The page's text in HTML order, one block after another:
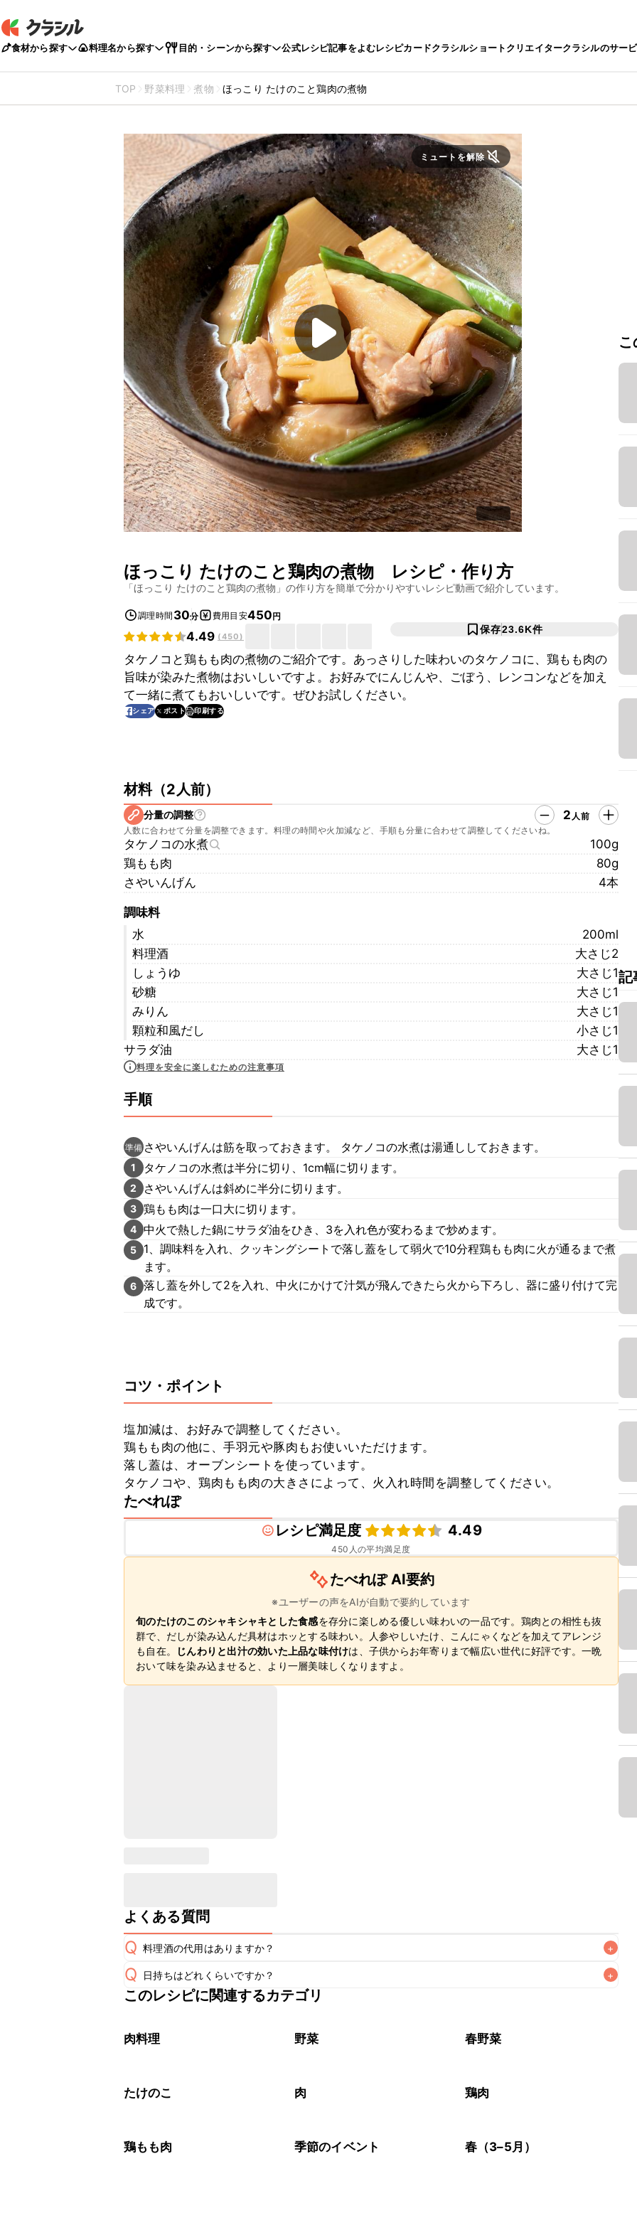
食材から探す 料理名から探す 目的・シーンから探す 公式レシピ記事をよむレシピカードクラシルショートクリエイタークラシルのサー
TOP 野菜料理 煮物 ほっこり たけのこと鶏肉の煮物
ミュートを解除
ほっこり たけのこと鶏肉の煮物 レシピ・作り方
「ほっこり たけのこと鶏肉の煮物 」の作り方を簡単で分かりやすいレシピ動画で紹介しています。
調理時間 30分 費用目安450円
4.49 (450)
保存23.6K件
タケノコと鶏もも肉の煮物のご紹介です。あっさりした味わいのタケノコに、鶏もも肉の
旨味が染みた煮物はおいしいですよ。お好みでにんじんや、ごぼう、レンコンなどを加え
て一緒に煮てもおいしいです。ぜひお試しください。
シェア ポスト 印刷する
材料（2人前）
分量の調整 2 人前
人数に合わせて分量を調整できます。料理の時間や火加減など、手順も分量に合わせて調整してくださいね。
タケノコの水煮
100g
鶏もも肉
80g
さやいんげん
4本
調味料
水
200ml
料理酒
大さじ2
しょうゆ
大さじ1
砂糖
大さじ1
みりん
大さじ1
顆粒和風だし
小さじ1
サラダ油
大さじ1
料理を安全に楽しむための注意事項
手順
準備 さやいんげんは筋を取っておきます。 タケノコの水煮は湯通ししておきます。
1 タケノコの水煮は半分に切り、1cm幅に切ります。
2 さやいんげんは斜めに半分に切ります。
3 鶏もも肉は一口大に切ります。
4 中火で熱した鍋にサラダ油をひき、3を入れ色が変わるまで炒めます。
5
1、調味料を入れ、クッキングシートで落し蓋をして弱火で10分程鶏もも肉に火が通るまで煮
ます。
6 落し蓋を外して2を入れ、中火にかけて汁気が飛んできたら火から下ろし、器に盛り付けて完
成です。
コツ・ポイント
塩加減は、お好みで調整してください。
鶏もも肉の他に、手羽元や豚肉もお使いいただけます。
落し蓋は、オーブンシートを使っています。
タケノコや、鶏肉もも肉の大きさによって、火入れ時間を調整してください。
たべれぽ
レシピ満足度
4.49
450 人の平均満足度
たべれぽ AI要約
※ユーザーの声をAIが自動で要約しています
旬のたけのこのシャキシャキとした食感を存分に楽しめる優しい味わいの一品です。鶏肉との相性も抜
群で、だしが染み込んだ具材はホッとする味わい。人参やしいたけ、こんにゃくなどを加えてアレンジ
も自在。
じんわりと出汁の効いた上品な味付けは、子供からお年寄りまで幅広い世代に好評です。一晩
おいて味を染み込ませると、より一層美味しくなりますよ。
よくある質問
Q 料理酒の代用はありますか？ +
A
Q 日持ちはどれくらいですか？ +
保存期間は冷蔵で翌日中が目安です。なるべくお早めにお召し上がりください。
※日持ちは目安です。
このレシピに関連するカテゴリ
肉料理 野菜 春野菜
たけのこ 肉 鶏肉
鶏もも肉 季節のイベント 春（3–5月）
記